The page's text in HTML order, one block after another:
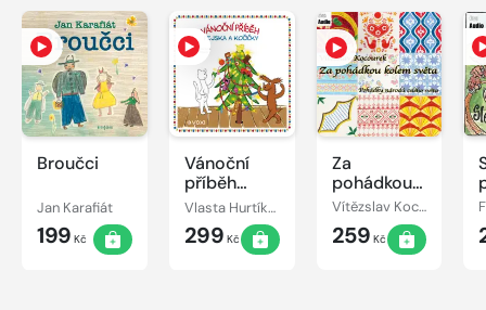
Broučci
Jan Karafiát
199 Kč
Vánoční
příběh
pejska a
kočičky
Vlasta Hurtíková
299 Kč
Za
pohádkou
kolem
světa
Vítězslav Kocourek
259 Kč